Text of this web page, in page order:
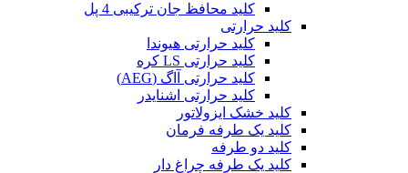
کلید محافظ جان ترکیبی 4 پل
کلید حرارتی
کلید حرارتی هیوندا
کلید حرارتی LS کره
کلید حرارتی آاگ (AEG)
کلید حرارتی اشنایدر
کلید خشک ایزولاتور
کلید یک طرفه فرمان
کلید دو طرفه
کلید یک طرفه چراغ دار